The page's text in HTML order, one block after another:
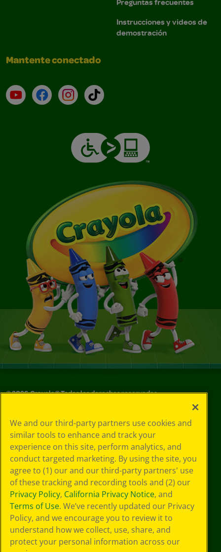
Instrucciones y videos de
demostración
Mantente conectado
YouTube (en inglés)
Facebook (en inglés)
Instagram (en inglés)
TikTok
©2026Crayola® Todos los derechos reservados.
de privacidad
Política de
privacidad
Términos de SMS
GDPR
Aviso de
privacidad de CA
Cookie
Preferences
Condiciones de
uso
Accesibilidad web
We and our third-party partners use cookies and
similar tools to enhance and track your
experience on this site, perform analytics, and
conduct targeted marketing. By using the site, you
agree to (1) our and our third-party partners' use
of these tracking and recording tools and (2) our
Privacy Policy, California Privacy Notice, and
Terms of Use. We’ve recently updated our Privacy
Policy, and we encourage you to review it to
understand how we collect, use, share, and
protect your personal information across our